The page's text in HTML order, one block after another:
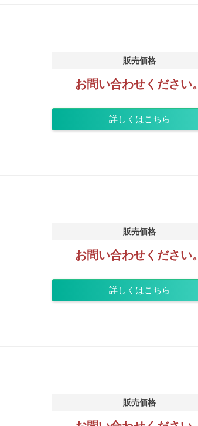
販売価格
お問い合わせください。
詳しくはこちら
販売価格
お問い合わせください。
詳しくはこちら
販売価格